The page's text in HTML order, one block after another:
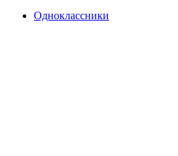
Одноклассники